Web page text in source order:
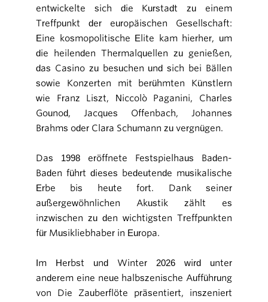
entwickelte sich die Kurstadt zu einem
Treffpunkt der europäischen Gesellschaft:
Eine kosmopolitische Elite kam hierher, um
die heilenden Thermalquellen zu genießen,
das Casino zu besuchen und sich bei Bällen
sowie Konzerten mit berühmten Künstlern
wie Franz Liszt, Niccolò Paganini, Charles
Gounod, Jacques Offenbach, Johannes
Brahms oder Clara Schumann zu vergnügen.
Das 1998 eröffnete Festspielhaus Baden-
Baden führt dieses bedeutende musikalische
Erbe bis heute fort. Dank seiner
außergewöhnlichen Akustik zählt es
inzwischen zu den wichtigsten Treffpunkten
für Musikliebhaber in Europa.
Im Herbst und Winter 2026 wird unter
anderem eine neue halbszenische Aufführung
von Die Zauberflöte präsentiert, inszeniert